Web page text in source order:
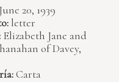
June 20, 1939
letter
Elizabeth Jane and
of Davey,
Carta